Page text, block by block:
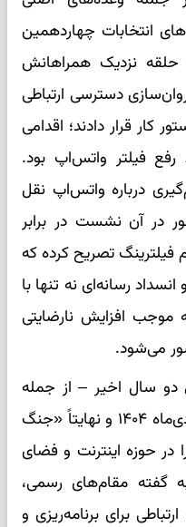
انتخابات چهاردهمین
حلقه نزدیک همراهانش
دسترسی ارتباطی
کار قرار دادند؛ اقدامی
رفع فیلتر واتس‌اپ بود.
درباره واتس‌اپ نقل
در آن نشست در برابر
فیلترینگ تصریح کرده که
رسانه‌ای نه تنها با
موجب افزایش نارضایتی
می‌شود.
دو سال اخیر – از جمله
«جنگ ۱۲روزه»، رخدادهای تلخ دی‌ماه ۱۴۰۴ و نهایتاً «جنگ
در حوزه اینترنت و فضای
گفته مقام‌های رسمی،
برای برنامه‌ریزی و